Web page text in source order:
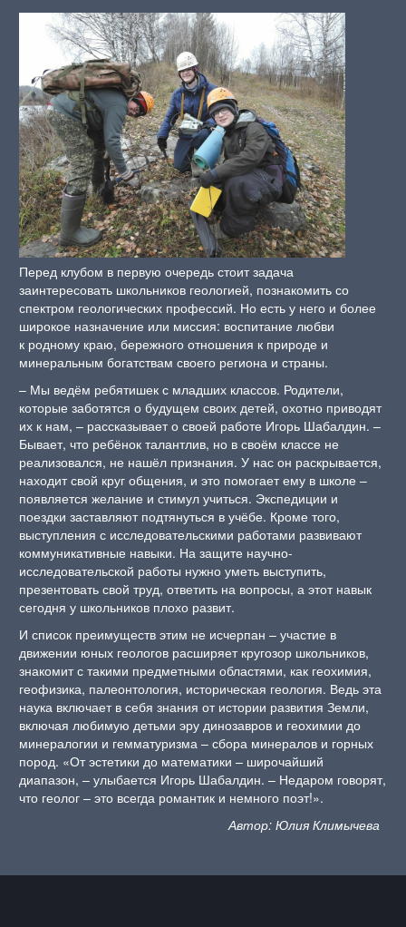
Перед клубом в первую очередь стоит задача
заинтересовать школьников геологией, познакомить со
спектром геологических профессий. Но есть у него и более
широкое назначение или миссия: воспитание любви
к родному краю, бережного отношения к природе и
минеральным богатствам своего региона и страны.
– Мы ведём ребятишек с младших классов. Родители,
которые заботятся о будущем своих детей, охотно приводят
их к нам, – рассказывает о своей работе Игорь Шабалдин. –
Бывает, что ребёнок талантлив, но в своём классе не
реализовался, не нашёл признания. У нас он раскрывается,
находит свой круг общения, и это помогает ему в школе –
появляется желание и стимул учиться. Экспедиции и
поездки заставляют подтянуться в учёбе. Кроме того,
выступления с исследовательскими работами развивают
коммуникативные навыки. На защите научно-
исследовательской работы нужно уметь выступить,
презентовать свой труд, ответить на вопросы, а этот навык
сегодня у школьников плохо развит.
И список преимуществ этим не исчерпан – участие в
движении юных геологов расширяет кругозор школьников,
знакомит с такими предметными областями, как геохимия,
геофизика, палеонтология, историческая геология. Ведь эта
наука включает в себя знания от истории развития Земли,
включая любимую детьми эру динозавров и геохимии до
минералогии и гемматуризма – сбора минералов и горных
пород. «От эстетики до математики – широчайший
диапазон, – улыбается Игорь Шабалдин. – Недаром говорят,
что геолог – это всегда романтик и немного поэт!».
Автор: Юлия Климычева